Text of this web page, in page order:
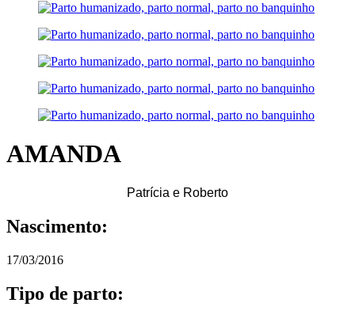
AMANDA
Patrícia e Roberto
Nascimento:
17/03/2016
Tipo de parto: